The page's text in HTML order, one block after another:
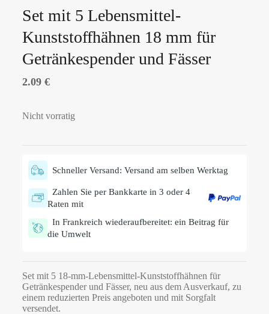
Set mit 5 Lebensmittel-
Kunststoffhähnen 18 mm für
Getränkespender und Fässer
2.09 €
Nicht vorratig
Schneller Versand: Versand am selben Werktag
Zahlen Sie per Bankkarte in 3 oder 4
Raten mit
In Frankreich wiederaufbereitet: ein Beitrag für
die Umwelt
Set mit 5 18-mm-Lebensmittel-Kunststoffhähnen für
Getränkespender und Fässer, neu aus dem Ausverkauf, zu
einem reduzierten Preis angeboten und mit Sorgfalt
versendet.